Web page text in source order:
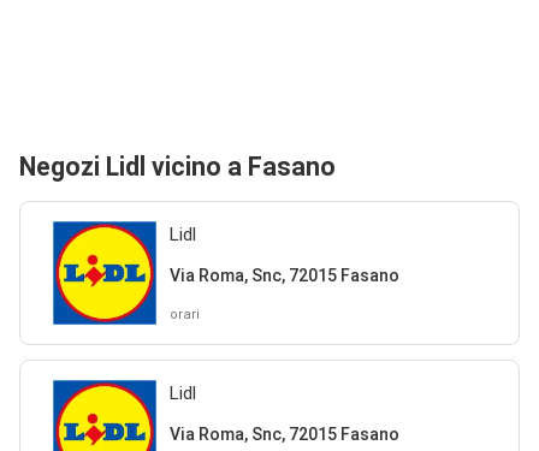
Negozi Lidl vicino a Fasano
Lidl
Via Roma, Snc, 72015 Fasano
orari
Lidl
Via Roma, Snc, 72015 Fasano